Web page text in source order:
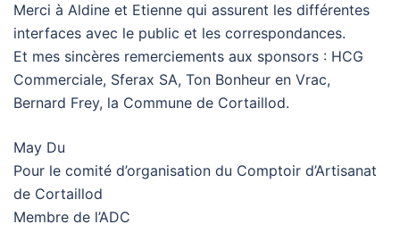
Merci à Aldine et Etienne qui assurent les différentes
interfaces avec le public et les correspondances.
Et mes sincères remerciements aux sponsors : HCG
Commerciale, Sferax SA, Ton Bonheur en Vrac,
Bernard Frey, la Commune de Cortaillod.
May Du
Pour le comité d’organisation du Comptoir d’Artisanat
de Cortaillod
Membre de l’ADC